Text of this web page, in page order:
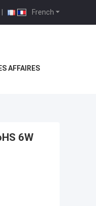
French
|
AFFAIRES
6W